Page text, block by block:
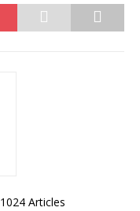
1024 Articles